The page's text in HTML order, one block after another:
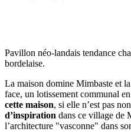
Pavillon néo-landais tendance
bordelaise.
La maison domine Mimbaste et
face, un lotissement communal
cette maison, si elle n’est pas
d’inspiration dans ce village de
l’architecture "vasconne" dans